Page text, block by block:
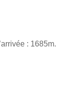
: 1685m.